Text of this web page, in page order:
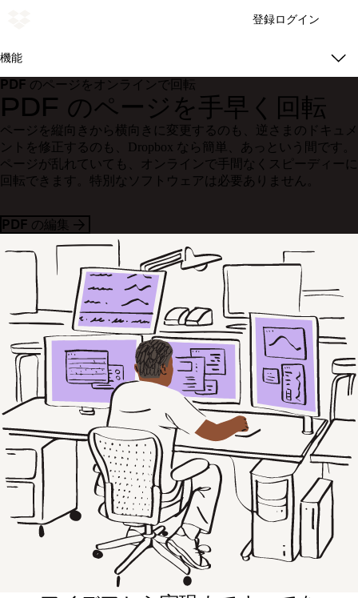
登録ログイン
機能
PDF のページをオンラインで回転
PDF のページを手早く回転
ページを縦向きから横向きに変更するのも、逆さまのドキュメ
ントを修正するのも、Dropbox なら簡単、あっという間です。
ページが乱れていても、オンラインで手間なくスピーディーに
回転できます。特別なソフトウェアは必要ありません。
PDF の編集